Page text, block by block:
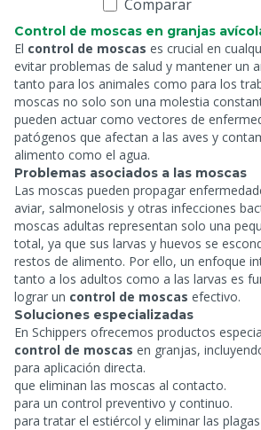
Comparar
Control de moscas en granjas
El control de moscas es crucial en
evitar problemas de salud y mantener un
tanto para los animales como para los
moscas no solo son una molestia
pueden actuar como vectores de
patógenos que afectan a las aves y
alimento como el agua.
Problemas asociados a las moscas
Las moscas pueden propagar
aviar, salmonelosis y otras infecciones
moscas adultas representan solo una
total, ya que sus larvas y huevos se
restos de alimento. Por ello, un enfoque
tanto a los adultos como a las larvas es
lograr un control de moscas efectivo.
Soluciones especializadas
En Schippers ofrecemos productos
control de moscas en granjas,
para aplicación directa.
que eliminan las moscas al contacto.
para un control preventivo y continuo.
para tratar el estiércol y eliminar las